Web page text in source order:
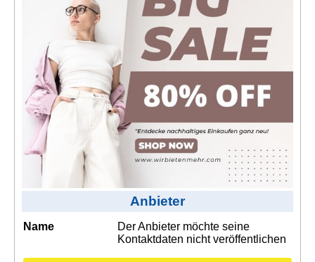
AGB, Nutzungsbedingungen
Impressum
Anbieter
Name
Der Anbieter möchte seine
Kontaktdaten nicht veröffentlichen